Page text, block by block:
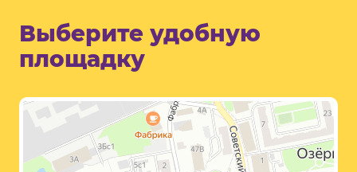
Выберите удобную
площадку
Озёры
Озёры — Яндекс Карты